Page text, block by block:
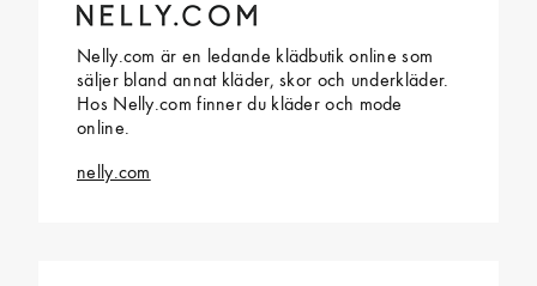
Nelly.com är en ledande klädbutik online som
säljer bland annat kläder, skor och underkläder.
Hos Nelly.com finner du kläder och mode
online.
nelly.com